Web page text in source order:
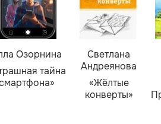
Озорнина
тайна
Светлана
Андреянова
«Жёлтые
конверты»